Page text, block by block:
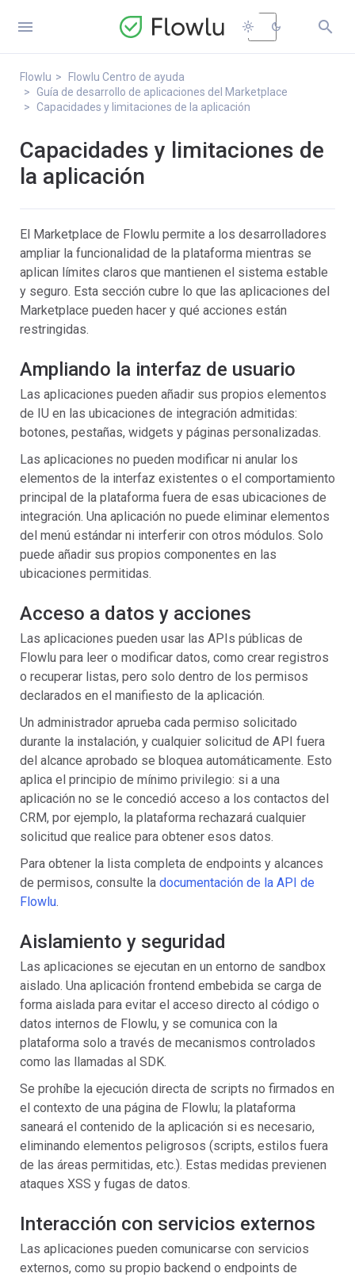
 light_mode dark_mode 
Flowlu
Flowlu Centro de ayuda
Guía de desarrollo de aplicaciones del Marketplace
Capacidades y limitaciones de la aplicación
Capacidades y limitaciones de
la aplicación
El Marketplace de Flowlu permite a los desarrolladores
ampliar la funcionalidad de la plataforma mientras se
aplican límites claros que mantienen el sistema estable
y seguro. Esta sección cubre lo que las aplicaciones del
Marketplace pueden hacer y qué acciones están
restringidas.
Ampliando la interfaz de usuario
Las aplicaciones pueden añadir sus propios elementos
de IU en las ubicaciones de integración admitidas:
botones, pestañas, widgets y páginas personalizadas.
Las aplicaciones no pueden modificar ni anular los
elementos de la interfaz existentes o el comportamiento
principal de la plataforma fuera de esas ubicaciones de
integración. Una aplicación no puede eliminar elementos
del menú estándar ni interferir con otros módulos. Solo
puede añadir sus propios componentes en las
ubicaciones permitidas.
Acceso a datos y acciones
Las aplicaciones pueden usar las APIs públicas de
Flowlu para leer o modificar datos, como crear registros
o recuperar listas, pero solo dentro de los permisos
declarados en el manifiesto de la aplicación.
Un administrador aprueba cada permiso solicitado
durante la instalación, y cualquier solicitud de API fuera
del alcance aprobado se bloquea automáticamente. Esto
aplica el principio de mínimo privilegio: si a una
aplicación no se le concedió acceso a los contactos del
CRM, por ejemplo, la plataforma rechazará cualquier
solicitud que realice para obtener esos datos.
Para obtener la lista completa de endpoints y alcances
de permisos, consulte la documentación de la API de
Flowlu.
Aislamiento y seguridad
Las aplicaciones se ejecutan en un entorno de sandbox
aislado. Una aplicación frontend embebida se carga de
forma aislada para evitar el acceso directo al código o
datos internos de Flowlu, y se comunica con la
plataforma solo a través de mecanismos controlados
como las llamadas al SDK.
Se prohíbe la ejecución directa de scripts no firmados en
el contexto de una página de Flowlu; la plataforma
saneará el contenido de la aplicación si es necesario,
eliminando elementos peligrosos (scripts, estilos fuera
de las áreas permitidas, etc.). Estas medidas previenen
ataques XSS y fugas de datos.
Interacción con servicios externos
Las aplicaciones pueden comunicarse con servicios
externos, como su propio backend o endpoints de